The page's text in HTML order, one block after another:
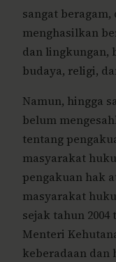
sangat
menghasilkan
dan lingkungan,
budaya, religi,
Namun, hingga
belum
tentang
masyarakat
pengakuan hak
masyarakat
sejak tahun
Menteri
keberadaan dan